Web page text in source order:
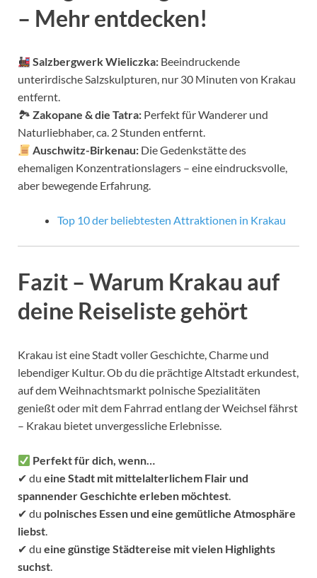
– Mehr entdecken!
Salzbergwerk Wieliczka: Beeindruckende
unterirdische Salzskulpturen, nur 30 Minuten von Krakau
entfernt.
🏞 Zakopane & die Tatra: Perfekt für Wanderer und
Naturliebhaber, ca. 2 Stunden entfernt.
Auschwitz-Birkenau: Die Gedenkstätte des
ehemaligen Konzentrationslagers – eine eindrucksvolle,
aber bewegende Erfahrung.
Top 10 der beliebtesten Attraktionen in Krakau
Fazit – Warum Krakau auf
deine Reiseliste gehört
Krakau ist eine Stadt voller Geschichte, Charme und
lebendiger Kultur. Ob du die prächtige Altstadt erkundest,
auf dem Weihnachtsmarkt polnische Spezialitäten
genießt oder mit dem Fahrrad entlang der Weichsel fährst
– Krakau bietet unvergessliche Erlebnisse.
Perfekt für dich, wenn…
✔ du eine Stadt mit mittelalterlichem Flair und
spannender Geschichte erleben möchtest.
✔ du polnisches Essen und eine gemütliche Atmosphäre
liebst.
✔ du eine günstige Städtereise mit vielen Highlights
suchst.